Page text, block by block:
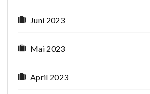
Juni 2023
Mai 2023
April 2023